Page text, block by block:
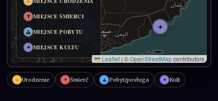
⌂ Urodzenie ✝ Śmierć ⛪ Pobyt/posługa ✦ Kult